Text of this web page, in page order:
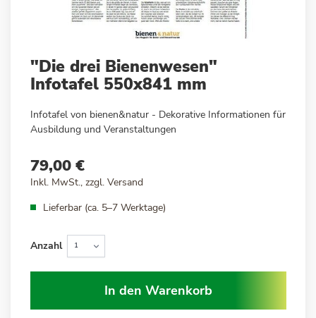
Anfang
der
springen
"Die drei Bienenwesen"
Infotafel 550x841 mm
Infotafel von bienen&natur - Dekorative Informationen für
Ausbildung und Veranstaltungen
79,00 €
Inkl. MwSt., zzgl. Versand
Lieferbar (ca. 5–7 Werktage)
Anzahl
In den Warenkorb